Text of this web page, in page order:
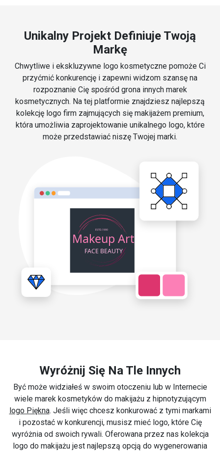
Unikalny Projekt Definiuje Twoją
Markę
Chwytliwe i ekskluzywne logo kosmetyczne pomoże Ci
przyćmić konkurencję i zapewni widzom szansę na
rozpoznanie Cię spośród grona innych marek
kosmetycznych. Na tej platformie znajdziesz najlepszą
kolekcję logo firm zajmujących się makijażem premium,
która umożliwia zaprojektowanie unikalnego logo, które
może przedstawiać niszę Twojej marki.
Wyróżnij Się Na Tle Innych
Być może widziałeś w swoim otoczeniu lub w Internecie
wiele marek kosmetyków do makijażu z hipnotyzującym
logo Piękna. Jeśli więc chcesz konkurować z tymi markami
i pozostać w konkurencji, musisz mieć logo, które Cię
wyróżnia od swoich rywali. Oferowana przez nas kolekcja
logo do makijażu jest najlepszą opcją do wygenerowania